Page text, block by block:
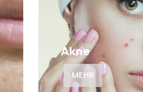
Akne
MEHR